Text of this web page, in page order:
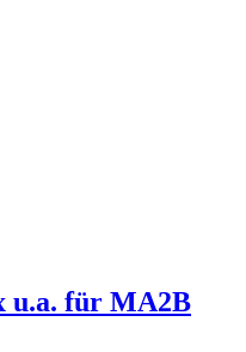
u.a. für MA2B